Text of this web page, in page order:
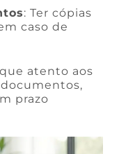
: Ter cópias
caso de
atento aos
prazo